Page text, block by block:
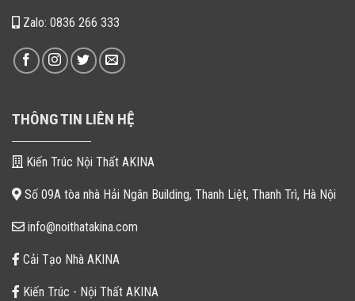
Zalo: 0836 266 333
THÔNG TIN LIÊN HỆ
Kiến Trúc Nội Thất AKINA
Số 09A tòa nhà Hải Ngân Building, Thanh Liệt, Thanh Trì, Hà Nội
info@noithatakina.com
Cải Tạo Nhà AKINA
Kiến Trúc - Nội Thất AKINA